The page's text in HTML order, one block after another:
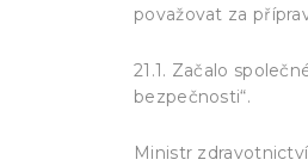
považovat za
21.1. Začalo
bezpečnosti“.
Ministr